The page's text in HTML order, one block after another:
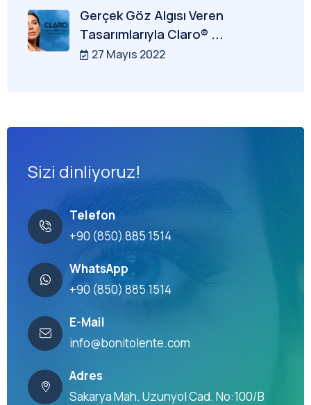
Gerçek Göz Algısı Veren
Tasarımlarıyla Claro® ...
27 Mayıs 2022
Sizi dinliyoruz!
Telefon
+90 (850) 885 1514
WhatsApp
+90 (850) 885 1514
E-Mail
info@bonitolente.com
Adres
Sakarya Mah. Uzunyol Cad. No:100/B